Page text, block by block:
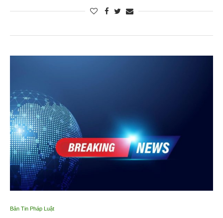
Bản Tin Pháp Luật